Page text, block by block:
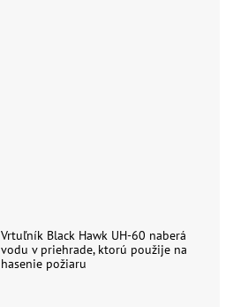
Vrtuľník Black Hawk UH-60 naberá
vodu v priehrade, ktorú použije na
hasenie požiaru